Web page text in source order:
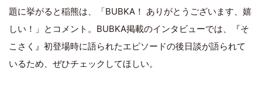
題に挙がると稲熊は、「BUBKA！ ありがとうございます、嬉
しい！」とコメント。BUBKA掲載のインタビューでは、『そ
こさく』初登場時に語られたエピソードの後日談が語られて
いるため、ぜひチェックしてほしい。